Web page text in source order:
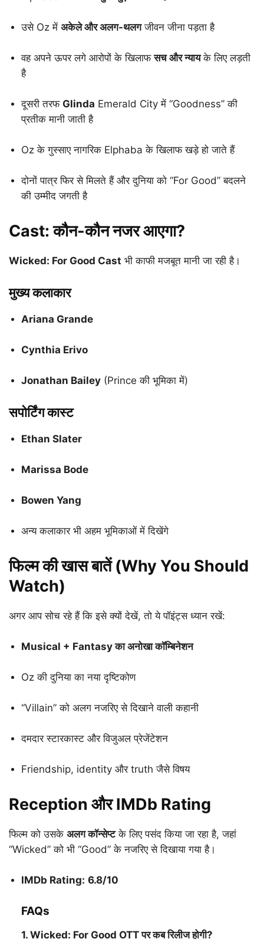
उसे Oz में अकेले और अलग-थलगजीवन जीना पड़ता है
वह अपने ऊपर लगे आरोपों के खिलाफसच और न्यायके लिए लड़ती
है
दूसरी तरफ Glinda Emerald City में “Goodness” की
प्रतीक मानी जाती है
Oz के गुस्साए नागरिक Elphaba के खिलाफ खड़े हो जाते हैं
दोनों पात्र फिर से मिलते हैं और दुनिया को “For Good” बदलने
की उम्मीद जगती है
Cast: कौन-कौन नजर आएगा?
Wicked: For Good Cast भी काफी मजबूत मानी जा रही है।
मुख्य कलाकार
Ariana Grande
Cynthia Erivo
Jonathan Bailey (Prince की भूमिका में)
सपोर्टिंग कास्ट
Ethan Slater
Marissa Bode
Bowen Yang
अन्य कलाकार भी अहम भूमिकाओं में दिखेंगे
फिल्म की खास बातें (Why You Should
Watch)
अगर आप सोच रहे हैं कि इसे क्यों देखें, तो ये पॉइंट्स ध्यान रखें:
Musical + Fantasy का अनोखा कॉम्बिनेशन
Oz की दुनिया का नया दृष्टिकोण
“Villain” को अलग नजरिए से दिखाने वाली कहानी
दमदार स्टारकास्ट और विजुअल प्रेजेंटेशन
Friendship, identity और truth जैसे विषय
Reception और IMDb Rating
फिल्म को उसके अलग कॉन्सेप्टके लिए पसंद किया जा रहा है, जहां
“Wicked” को भी “Good” के नजरिए से दिखाया गया है।
IMDb Rating: 6.8/10
FAQs
1. Wicked: For Good OTT पर कब रिलीज होगी?